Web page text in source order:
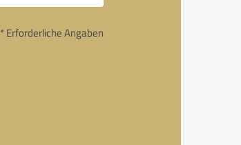
* Erforderliche Angaben